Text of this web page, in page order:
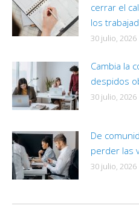
cerrar el
los
30 julio, 2026
Cambia la
despidos
30 julio, 2026
De
perder las
30 julio, 2026